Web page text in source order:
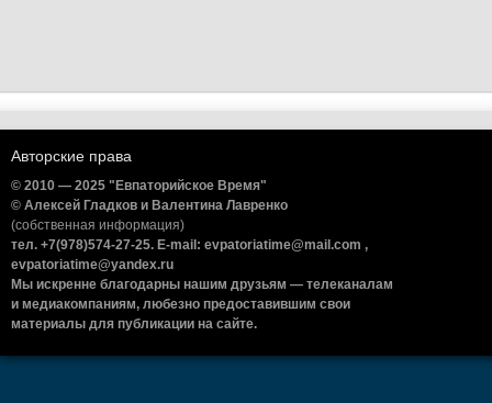
Авторские права
© 2010 — 2025 "Евпаторийское Время"
© Алексей Гладков и Валентина Лавренко
(собственная информация)
тел. +7(978)574-27-25. E-mail: evpatoriatime@mail.com ,
evpatoriatime@yandex.ru
Мы искренне благодарны нашим друзьям — телеканалам
и медиакомпаниям, любезно предоставившим свои
материалы для публикации на сайте.